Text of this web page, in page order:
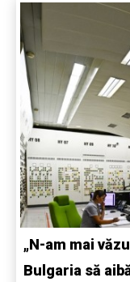
„N-am mai
Bulgaria să